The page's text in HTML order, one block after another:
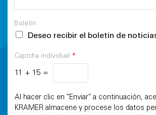
Boletín
Deseo recibir el boletín de
Captcha individual *
11 + 15 =
Al hacer clic en "Enviar" a continuación,
KRAMER almacene y procese los datos